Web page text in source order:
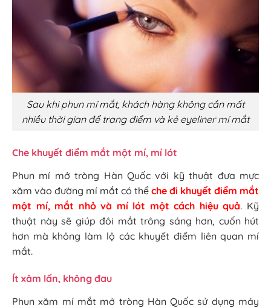
Sau khi phun mí mắt, khách hàng không cần mất
nhiều thời gian để trang điểm và kẻ eyeliner mí mắt
Che khuyết điểm mắt một mí, mí lót
Phun mí mở tròng Hàn Quốc với kỹ thuật đưa mực
xăm vào đường mí mắt có thể che đi khuyết điểm mắt
một mí, mắt nhỏ và mí lót một cách hiệu quả. Kỹ
thuật này sẽ giúp đôi mắt trông sáng hơn, cuốn hút
hơn mà không làm lộ các khuyết điểm liên quan mí
mắt.
Ít xâm lấn, không đau
Phun xăm mí mắt mở tròng Hàn Quốc sử dụng máy